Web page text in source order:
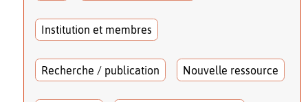
Institution et membres
Recherche / publication Nouvelle ressource